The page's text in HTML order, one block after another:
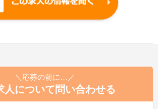
＼応募の前に…／
人について問い合わせる